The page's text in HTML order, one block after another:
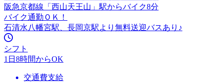
阪急京都線「西山天王山」駅からバイク8分
バイク通勤ＯＫ！
石清水八幡宮駅、長岡京駅より無料送迎バスあり♪
シフト
1日8時間からOK
交通費支給